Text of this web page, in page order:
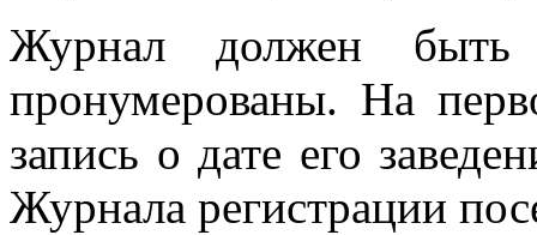
Журнал должен
пронумерованы. На
запись о дате его
Журнала регистрации